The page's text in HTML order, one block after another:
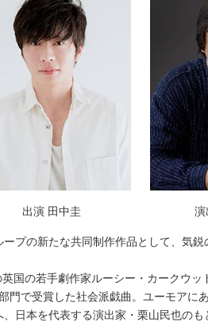
出演 田中圭 演
プの新たな共同制作作品として、気
英国の若手劇作家ルーシー・カークウ
門で受賞した社会派戯曲。ユーモア
日本を代表する演出家・栗山民也の